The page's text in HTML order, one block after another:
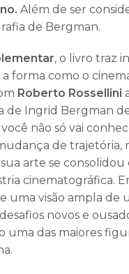
Além de ser
de Bergman.
, o livro traz
a forma como o
Roberto Rossellini
de Ingrid Bergman
não só vai
de trajetória,
arte se consolidou
cinematográfica.
uma visão ampla de
novos e
uma das maiores